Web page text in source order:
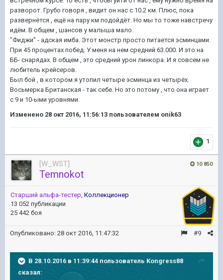
разворот. Грубо говоря , видит он нас с 10.2 км. Плюс, пока
развернётся , ещё на пару км подойдёт. Но мы то тоже навстречу
идём. В общем , шансов у малыша мало.
"Фиджи" - адская имба. Этот монстр просто питается эсминцами.
При 45 процентах побед. У меня на нем средний 63.000. И это на
ББ- снарядах. В общем , это средний урон линкора. И я совсем не
любитель крейсеров.
Был бой , в котором я утопил четыре эсминца из четырёх.
Восьмерка Британская - так себе. Но это потому , что она играет
с 9 и 10-ыми уровнями.
Изменено 28 окт 2016, 11:56:13 пользователем onik63
1
10 850
[W_WST]
Temnokot
Старший альфа-тестер Коллекционер
13 052 публикации
25 442 боя
#9
Опубликовано: 28 окт 2016, 11:47:32
В 28.10.2016 в 11:39:44 пользователь Kongress88
сказал: